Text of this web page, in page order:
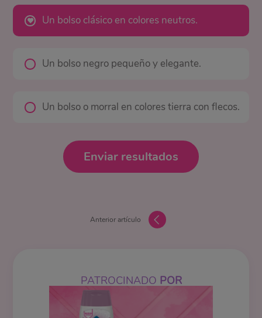
Un bolso clásico en colores neutros.
Un bolso negro pequeño y elegante.
Un bolso o morral en colores tierra con flecos.
Enviar resultados
Anterior artículo
PATROCINADO POR